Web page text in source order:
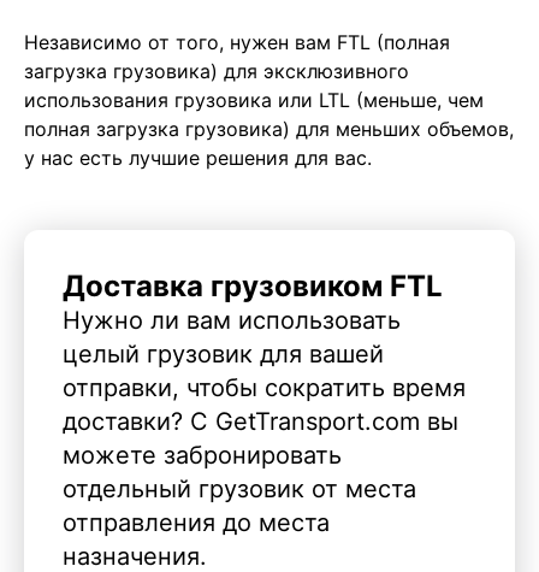
Независимо от того, нужен вам FTL (полная
загрузка грузовика) для эксклюзивного
использования грузовика или LTL (меньше, чем
полная загрузка грузовика) для меньших объемов,
у нас есть лучшие решения для вас.
Доставка грузовиком FTL
Нужно ли вам использовать
целый грузовик для вашей
отправки, чтобы сократить время
доставки? С GetTransport.com вы
можете забронировать
отдельный грузовик от места
отправления до места
назначения.